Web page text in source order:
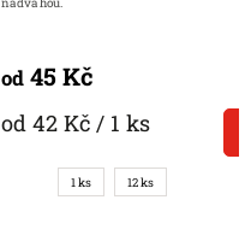
DETAIL
od 45 Kč
od 42 Kč / 1 ks
1 ks 12 ks